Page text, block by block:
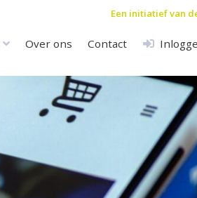
Een initiatief van
Over ons Contact